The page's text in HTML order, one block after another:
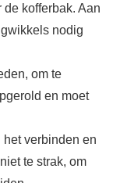
kofferbak. Aan
nodig
om te
en moet
verbinden en
te strak, om